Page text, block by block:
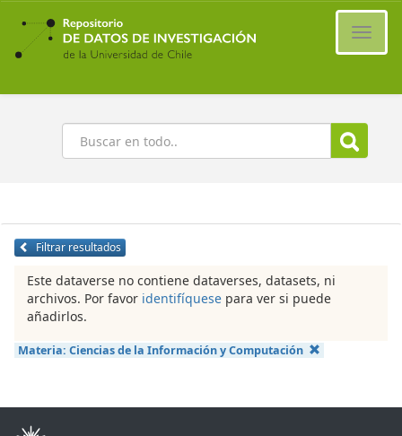
Ir
contenido
principal
Buscar
Filtrar resultados
Este dataverse no contiene dataverses, datasets, ni
archivos. Por favor identifíquese para ver si puede
añadirlos.
Materia: Ciencias de la Información y Computación